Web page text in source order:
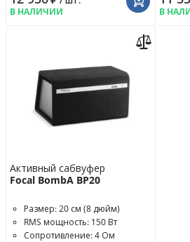
В НАЛИЧИИ
В
Активный сабвуфер
Focal BombA BP20
Размер: 20 см (8 дюйм)
RMS мощность: 150 Вт
Сопротивление: 4 Ом